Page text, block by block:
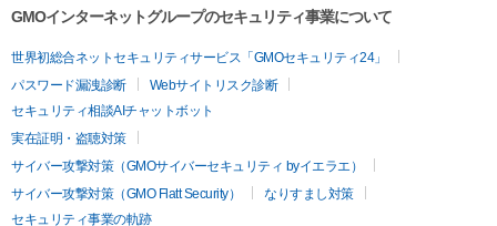
GMOインターネットグループのセキュリティ事業について
世界初総合ネットセキュリティサービス「GMOセキュリティ24」
パスワード漏洩診断
Webサイトリスク診断
セキュリティ相談AIチャットボット
実在証明・盗聴対策
サイバー攻撃対策（GMOサイバーセキュリティ byイエラエ）
サイバー攻撃対策（GMO Flatt Security）
なりすまし対策
セキュリティ事業の軌跡